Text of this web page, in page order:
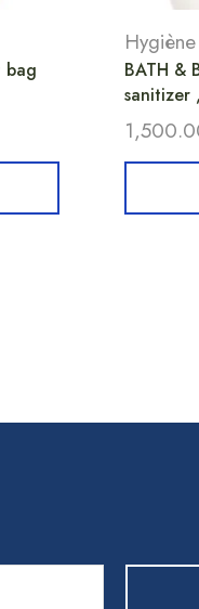
bag
BATH &
sanitizer